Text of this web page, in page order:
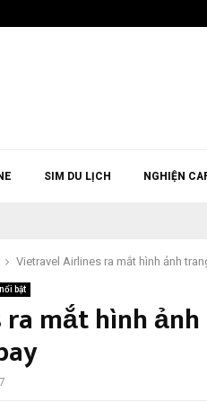
SIM DU LỊCH NGHIỆN
Vietravel Airlines ra mắt hình ảnh
bật
mắt hình